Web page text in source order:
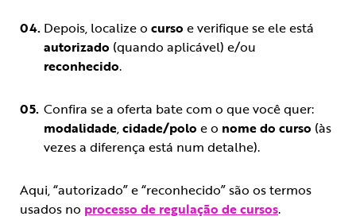
Depois, localize o curso e verifique se ele está
autorizado (quando aplicável) e/ou
reconhecido.
Confira se a oferta bate com o que você quer:
modalidade,cidade/polo e o nome do curso (às
vezes a diferença está num detalhe).
Aqui, “autorizado” e “reconhecido” são os termos
usados no processo de regulação de cursos.